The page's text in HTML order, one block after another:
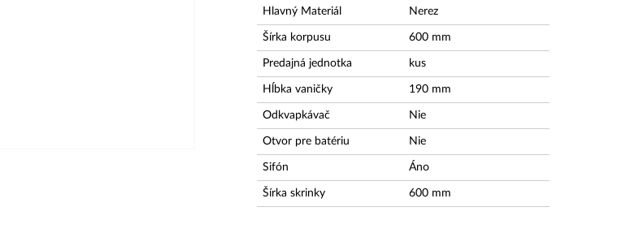
Hlavný Materiál Nerez
Šírka korpusu 600 mm
Predajná jednotka kus
Hĺbka vaničky 190 mm
Odkvapkávač Nie
Otvor pre batériu Nie
Sifón Áno
Šírka skrinky 600 mm